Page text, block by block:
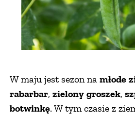
W maju jest sezon na młode
rabarbar, zielony groszek,
botwinkę. W tym czasie z